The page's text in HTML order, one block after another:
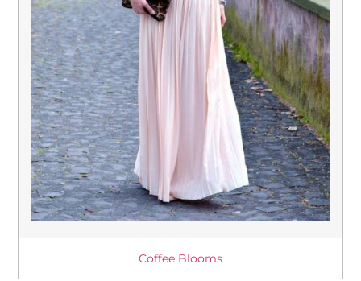
Coffee Blooms